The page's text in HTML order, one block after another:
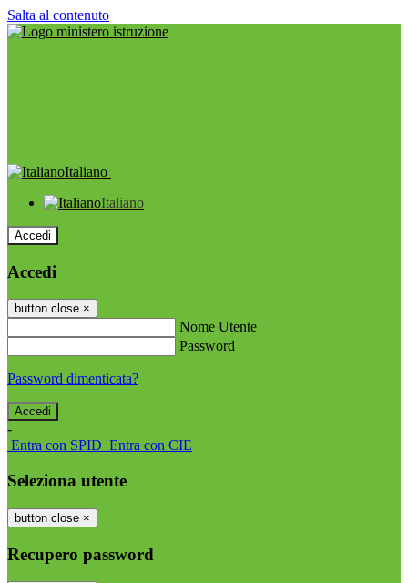
Salta al contenuto
Italiano
Italiano
Accedi
Accedi
button close ×
Nome Utente
Password
Password dimenticata?
-
Entra con SPID Entra con CIE
Seleziona utente
button close ×
Recupero password